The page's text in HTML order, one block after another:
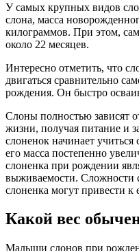
У самых крупных видов
слона, масса
килограммов. При этом,
около 22 месяцев.
Интересно отметить, что
двигаться сравнительно
рождения. Он быстро
Слоны полностью зависят
жизни, получая питание и
слоненок начинает
его масса постепенно
слоненка при рождении
выживаемости. Сложности
слоненка могут привести к
Какой вес
Малыши слонов при